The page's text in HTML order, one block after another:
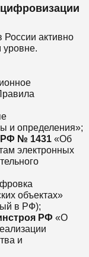
России активно
уровне.
и определения»;
РФ № 1431 «Об
электронных
объектах»
в РФ);
РФ «О
и